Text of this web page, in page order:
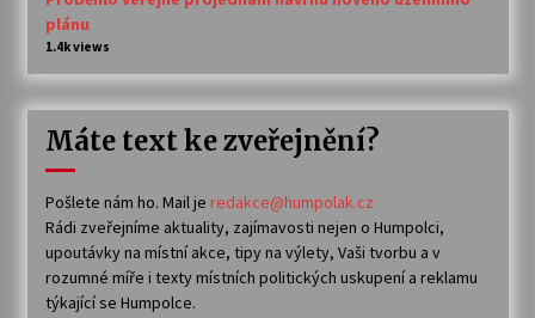
plánu
1.4k views
Máte text ke zveřejnění?
Pošlete nám ho. Mail je redakce@humpolak.cz
Rádi zveřejníme aktuality, zajímavosti nejen o Humpolci,
upoutávky na místní akce, tipy na výlety, Vaši tvorbu a v
rozumné míře i texty místních politických uskupení a reklamu
týkající se Humpolce.